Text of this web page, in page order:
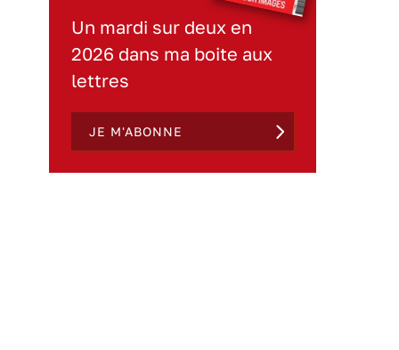
Un mardi sur deux en
2026 dans ma boite aux
lettres
JE M'ABONNE